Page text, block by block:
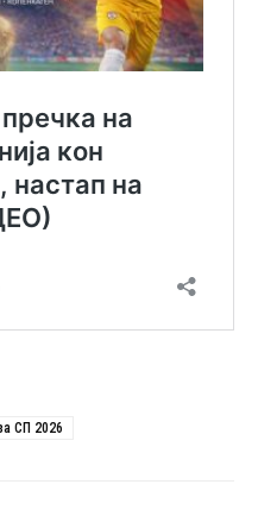
СП 2026